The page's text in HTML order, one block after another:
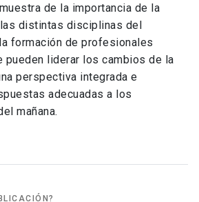
de la importancia de la
distintas disciplinas del
formación de profesionales
pueden liderar los cambios de la
perspectiva integrada e
adecuadas a los
mañana.